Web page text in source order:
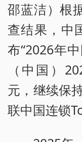
邵蓝洁）根
查结果，中
布“2026年
（中国）
元，继续保
联中国连锁